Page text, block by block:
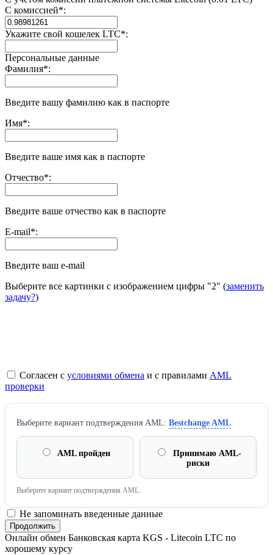
С комиссией*:
Укажите свой кошелек LTC*:
Персональные данные
Фамилия*:
Введите вашу фамилию как в паспорте
Имя*:
Введите ваше имя как в паспорте
Отчество*:
Введите ваше отчество как в паспорте
E-mail*:
Введите ваш e-mail
Выберите все картинки с изображением цифры "2" (заменить
задачу?)
Согласен с условиями обмена и с правилами AML
проверки
Выберите вариант подтверждения AML: Bestchange AML
AML пройден
Принимаю AML-
риски
Выберите вариант подтверждения AML.
Не запоминать введенные данные
Онлайн обмен Банковская карта KGS - Litecoin LTC по
хорошему курсу